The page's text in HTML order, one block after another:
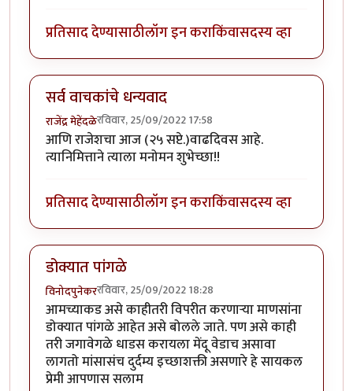
प्रतिसाद देण्यासाठीलॉग इन कराकिंवासदस्य व्हा
सर्व वाचकांचे धन्यवाद
राजेंद्र मेहेंदळेरविवार, 25/09/2022 17:58
आणि राजेशचा आज (२५ सप्टे.)वाढदिवस आहे.
त्यानिमित्ताने त्याला मनोमन शुभेच्छा!!
प्रतिसाद देण्यासाठीलॉग इन कराकिंवासदस्य व्हा
डोक्यात पांगळे
विनोदपुनेकररविवार, 25/09/2022 18:28
आमच्याकड असे काहीतरी विपरीत करणाऱ्या माणसांना
डोक्यात पांगळे आहेत असे बोलले जाते. पण असे काही
तरी जगावेगळे धाडस करायला मेंदू वेडाच असावा
लागतो मांसासंच दुर्दम्य इच्छाशक्ती असणारे हे सायकल
प्रेमी आपणास सलाम